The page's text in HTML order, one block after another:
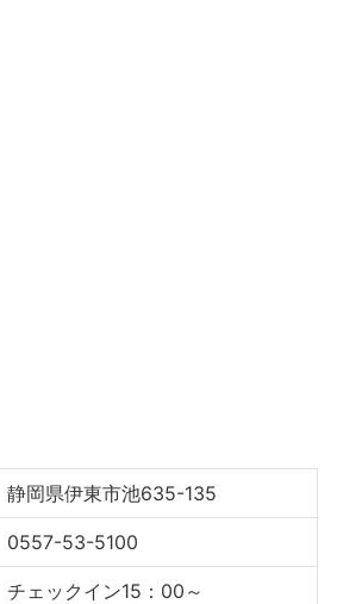
静岡県伊東市池635-135
0557-53-5100
チェックイン15：00～